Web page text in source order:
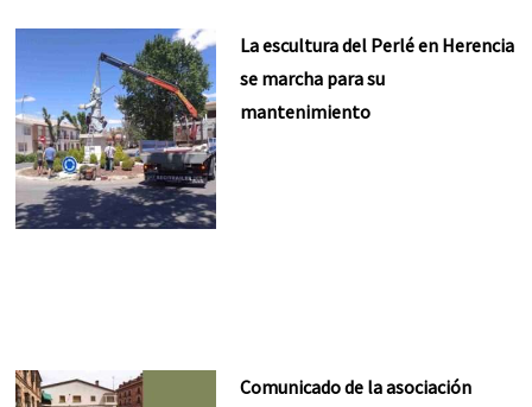
La escultura del Perlé en Herencia
se marcha para su
mantenimiento
Comunicado de la asociación